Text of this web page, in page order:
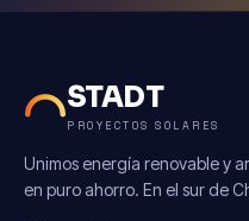
STADT
PROYECTOS SOLARES
Unimos energía renovable y
en puro ahorro. En el sur de